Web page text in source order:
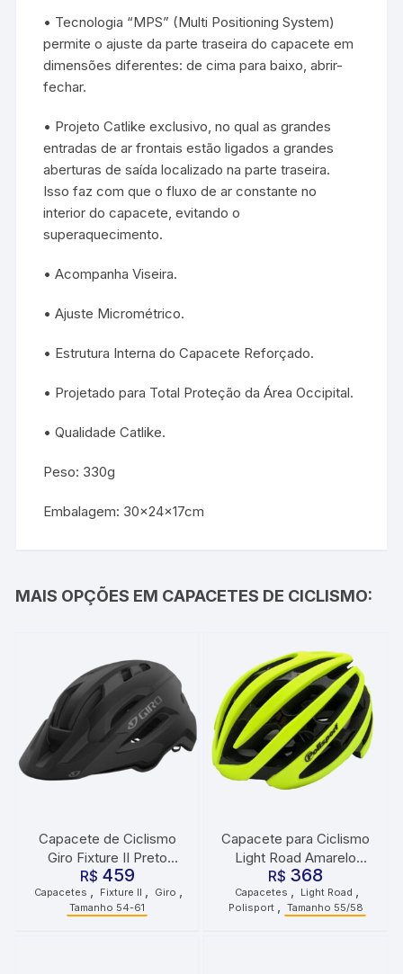
• Tecnologia “MPS” (Multi Positioning System)
permite o ajuste da parte traseira do capacete em
dimensões diferentes: de cima para baixo, abrir-
fechar.
• Projeto Catlike exclusivo, no qual as grandes
entradas de ar frontais estão ligados a grandes
aberturas de saída localizado na parte traseira.
Isso faz com que o fluxo de ar constante no
interior do capacete, evitando o
superaquecimento.
• Acompanha Viseira.
• Ajuste Micrométrico.
• Estrutura Interna do Capacete Reforçado.
• Projetado para Total Proteção da Área Occipital.
• Qualidade Catlike.
Peso: 330g
Embalagem: 30x24x17cm
MAIS OPÇÕES EM CAPACETES DE CICLISMO:
Capacete de Ciclismo
Giro Fixture II Preto
Fosco
R$ 459
Capacetes Fixture II Giro
Tamanho 54-61
Capacete para Ciclismo
Light Road Amarelo
Fluorescente Tamanho
55/58 Polisport
R$ 368
Capacetes Light Road
Polisport Tamanho 55/58